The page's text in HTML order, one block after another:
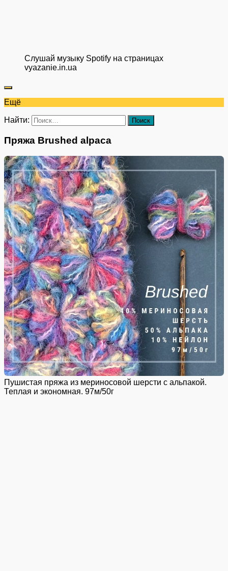
Слушай музыку Spotify на страницах
vyazanie.in.ua
Ещё
Найти:
Пряжа Brushed alpaca
Пушистая пряжа из мериносовой шерсти с альпакой.
Теплая и экономная. 97м/50г